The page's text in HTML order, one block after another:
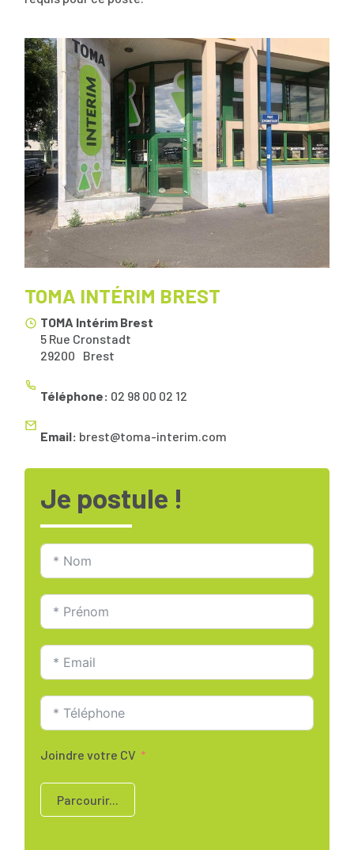
TOMA INTÉRIM BREST
TOMA Intérim Brest
5 Rue Cronstadt
Brest
29200
Téléphone: 02 98 00 02 12
Email: brest@toma-interim.com
Je postule !
Joindre votre CV
Parcourir...